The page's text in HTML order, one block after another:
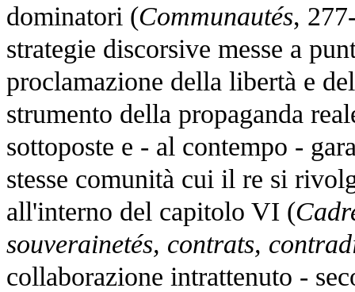
dominatori (Communautés,
strategie discorsive messe a
proclamazione della libertà e
strumento della propaganda
sottoposte e - al contempo -
stesse comunità cui il re si
all'interno del capitolo VI (
souverainetés, contrats,
collaborazione intrattenuto -